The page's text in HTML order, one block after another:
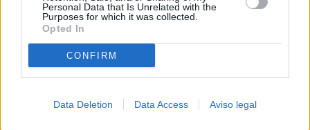
Personal Data that Is Unrelated with the
Purposes for which it was collected.
Opted In
CONFIRM
Data Deletion Data Access Aviso legal